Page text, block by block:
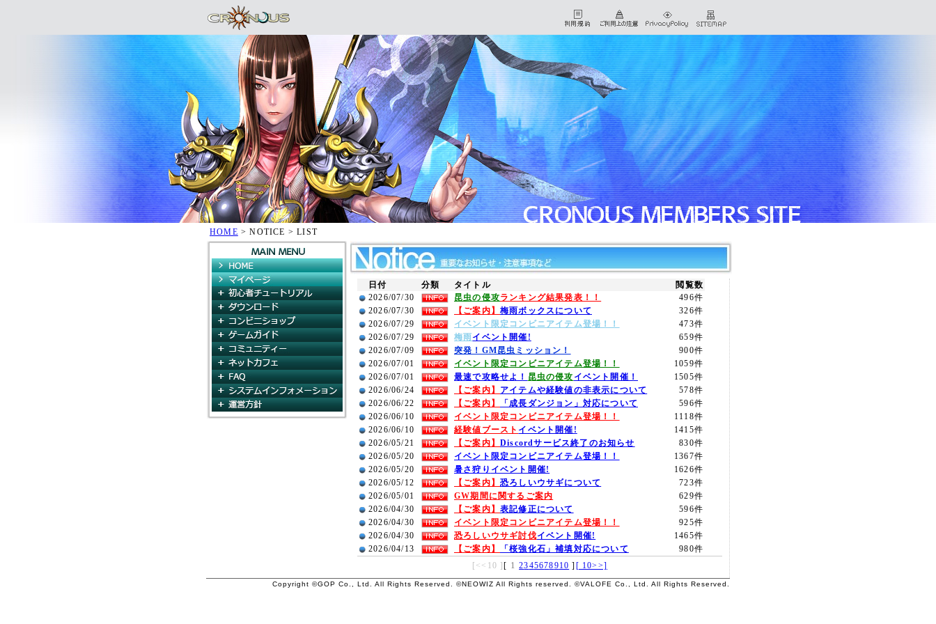
HOME > NOTICE > LIST
HOME
マイページ
初心者チュートリアル
ダウンロード
コンビニショップ
ゲームガイド
コミュニティ
ネットカフェ
FAQ
システムインフォメーション
運営方針
日付 分類 タイトル
閲覧数
2026/07/30
昆虫の侵攻ランキング結果発表！！
496件
2026/07/30
【ご案内】 梅雨ボックスについて
326件
2026/07/29
イベント限定コンビニアイテム登場！！
473件
2026/07/29
梅雨イベント開催!
659件
2026/07/09
突発！GM昆虫ミッション！
900件
2026/07/01
イベント限定コンビニアイテム登場！！
1059件
2026/07/01
最速で攻略せよ！ 昆虫の侵攻 イベント開催！
1505件
2026/06/24
【ご案内】 アイテムや経験値の非表示について
578件
2026/06/22
【ご案内】 「成長ダンジョン」対応について
596件
2026/06/10
イベント限定コンビニアイテム登場！！
1118件
2026/06/10
経験値ブースト イベント開催!
1415件
2026/05/21
【ご案内】 Discordサービス終了のお知らせ
830件
2026/05/20
イベント限定コンビニアイテム登場！！
1367件
2026/05/20
暑さ狩り イベント開催!
1626件
2026/05/12
【ご案内】 恐ろしいウサギについて
723件
2026/05/01
GW期間に関するご案内
629件
2026/04/30
【ご案内】 表記修正について
596件
2026/04/30
イベント限定コンビニアイテム登場！！
925件
2026/04/30
恐ろしいウサギ討伐イベント開催!
1465件
2026/04/13
【ご案内】 「桜強化石」補填対応について
980件
[<<10 ] [ 12345678910 ] [ 10>>]
Copyright ©GOP Co., Ltd. All Rights Reserved. ©NEOWIZ All Rights reserved. ©VALOFE Co., Ltd. All Rights Reserved.